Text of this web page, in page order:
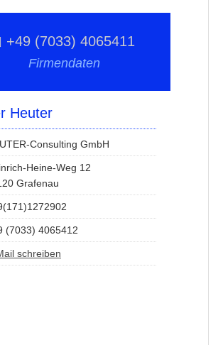
+49 (7033) 4065411
Firmendaten
Heuter
Consulting GmbH
Heine-Weg 12
Grafenau
(7033) 4065412
schreiben